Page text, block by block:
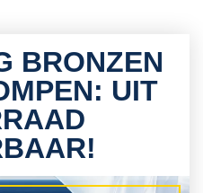
BRONZEN
UIT